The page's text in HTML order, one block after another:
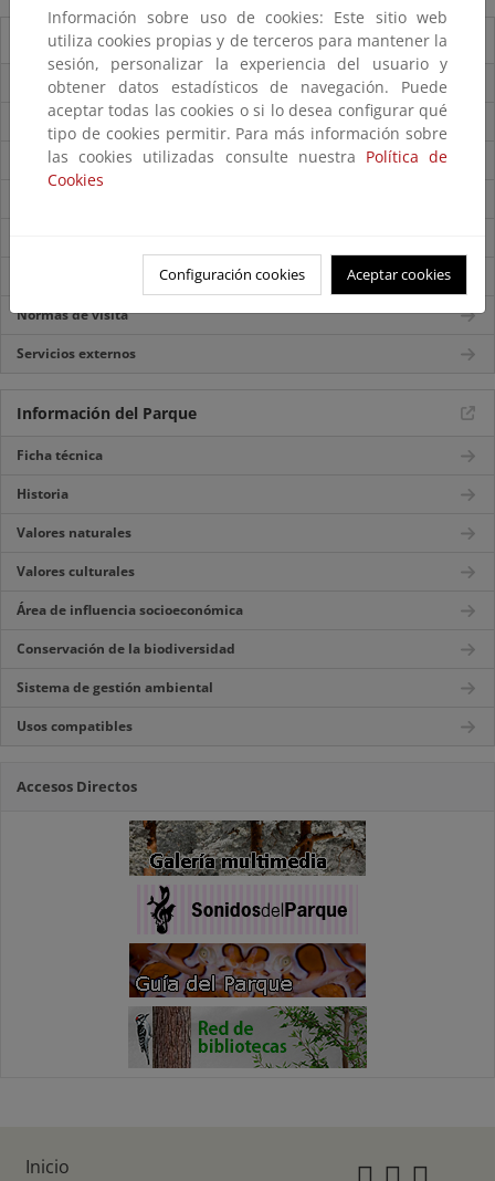
Guía del visitante
Guía del Parque
Folleto del parque
Accesos
Normas de visita
Servicios externos
Información del Parque
Ficha técnica
Historia
Valores naturales
Valores culturales
Área de influencia socioeconómica
Conservación de la biodiversidad
Sistema de gestión ambiental
Usos compatibles
Accesos Directos
Información sobre uso de cookies: Este sitio web
utiliza cookies propias y de terceros para mantener la
sesión, personalizar la experiencia del usuario y
obtener datos estadísticos de navegación. Puede
aceptar todas las cookies o si lo desea configurar qué
tipo de cookies permitir. Para más información sobre
las cookies utilizadas consulte nuestra Política de
Cookies
Configuración cookies Aceptar cookies
Inicio